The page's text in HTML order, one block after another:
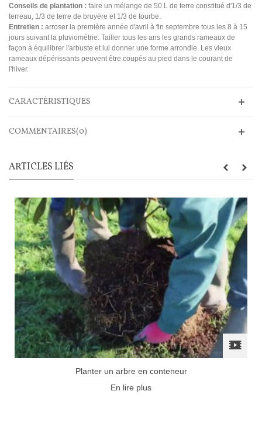
Conseils de plantation : faire un mélange de 50 L de terre constitué d'1/3 de
terreau, 1/3 de terre de bruyère et 1/3 de tourbe.
Entretien : arroser la première année d'avril à fin septembre tous les 8 à 15
jours suivant la pluviométrie. Tailler tous les ans les grands rameaux de
façon à équilibrer l'arbuste et lui donner une forme arrondie. Les vieux
rameaux dépérissants peuvent être coupés au pied dans le courant de
l'hiver.
CARACTÉRISTIQUES
COMMENTAIRES(0)
ARTICLES LIÉS
Planter un arbre en conteneur
En lire plus